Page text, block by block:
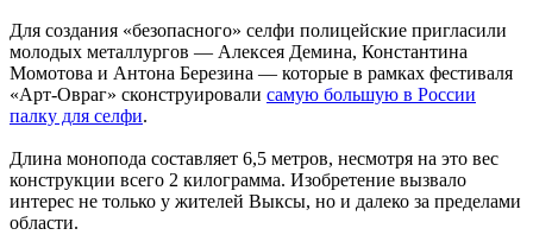
Для создания «безопасного» селфи полицейские пригласили
молодых металлургов — Алексея Демина, Константина
Момотова и Антона Березина — которые в рамках фестиваля
«Арт-Овраг» сконструировали самую большую в России
палку для селфи.
Длина монопода составляет 6,5 метров, несмотря на это вес
конструкции всего 2 килограмма. Изобретение вызвало
интерес не только у жителей Выксы, но и далеко за пределами
области.